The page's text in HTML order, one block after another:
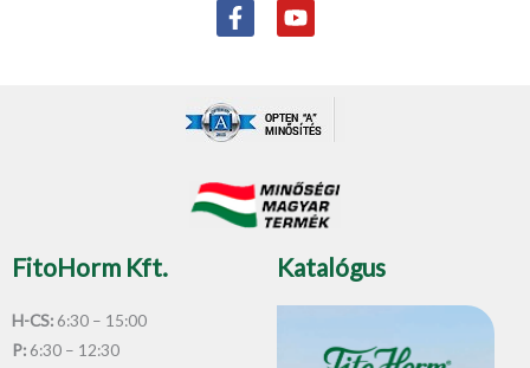
F
a
b
o
-
f
Y
o
u
b
FitoHorm Kft.
H-CS: 6:30 – 15:00
P: 6:30 – 12:30
Katalógus